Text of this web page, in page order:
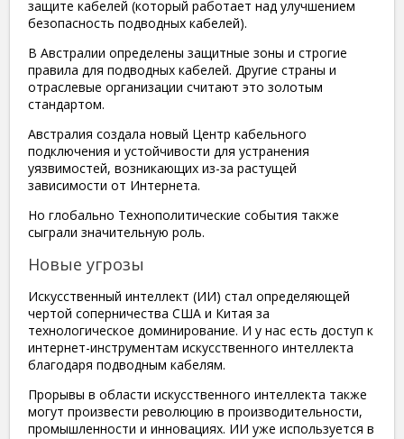
защите кабелей (который работает над улучшением
безопасность подводных кабелей).
В Австралии определены защитные зоны и строгие
правила для подводных кабелей. Другие страны и
отраслевые организации считают это золотым
стандартом.
Австралия создала новый Центр кабельного
подключения и устойчивости для устранения
уязвимостей, возникающих из-за растущей
зависимости от Интернета.
Но глобально Технополитические события также
сыграли значительную роль.
Новые угрозы
Искусственный интеллект (ИИ) стал определяющей
чертой соперничества США и Китая за
технологическое доминирование. И у нас есть доступ к
интернет-инструментам искусственного интеллекта
благодаря подводным кабелям.
Прорывы в области искусственного интеллекта также
могут произвести революцию в производительности,
промышленности и инновациях. ИИ уже используется в